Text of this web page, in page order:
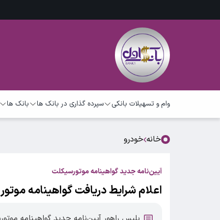
وام و تسهیلات بانکی سپرده گذاری در بانک ها بانک ها
خانه خودرو
آیین‌نامه جدید گواهینامه موتورسیکلت
اعلام شرایط دریافت گواهینامه